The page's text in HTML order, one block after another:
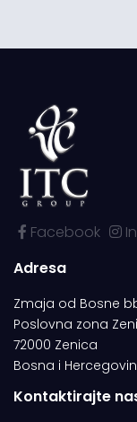
Facebook
Adresa
Zmaja od Bosne
Poslovna zona
72000 Zenica
Bosna i
Kontaktirajte